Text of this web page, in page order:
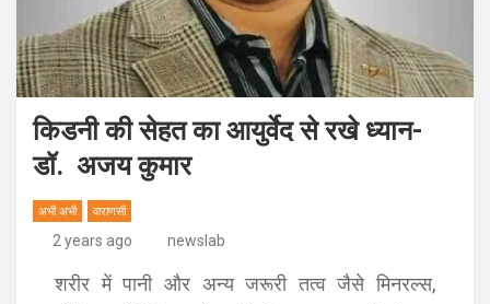
किडनी की सेहत का आयुर्वेद से रखे ध्यान-
डॉ. अजय कुमार
अभी अभी वाराणसी
2 years ago newslab
शरीर में पानी और अन्य जरूरी तत्व जैसे मिनरल्स,